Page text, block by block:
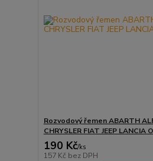
Rozvodový řemen ABARTH
CHRYSLER FIAT JEEP LANCIA
190 Kč/ks
157 Kč bez DPH